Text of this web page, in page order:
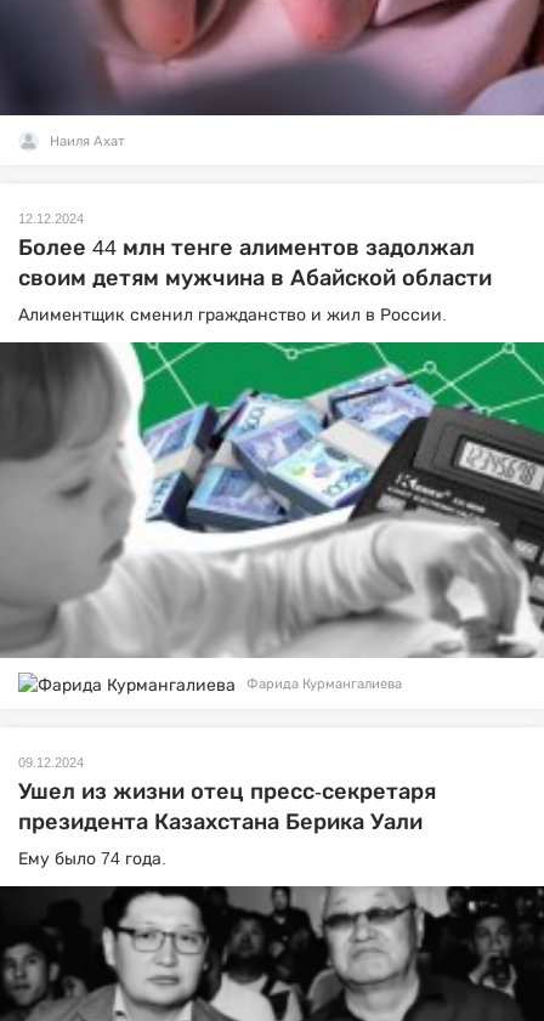
Наиля Ахат
12.12.2024
Более 44 млн тенге алиментов задолжал
своим детям мужчина в Абайской области
Алиментщик сменил гражданство и жил в России.
Фарида Курмангалиева
09.12.2024
Ушел из жизни отец пресс-секретаря
президента Казахстана Берика Уали
Ему было 74 года.